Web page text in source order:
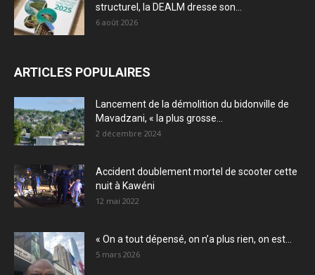
structurel, la DEALM dresse son...
6 août 2026
ARTICLES POPULAIRES
Lancement de la démolition du bidonville de
Mavadzani, « la plus grosse...
2 décembre 2024
Accident doublement mortel de scooter cette
nuit à Kawéni
12 mai 2022
« On a tout dépensé, on n’a plus rien, on est...
5 mars 2026